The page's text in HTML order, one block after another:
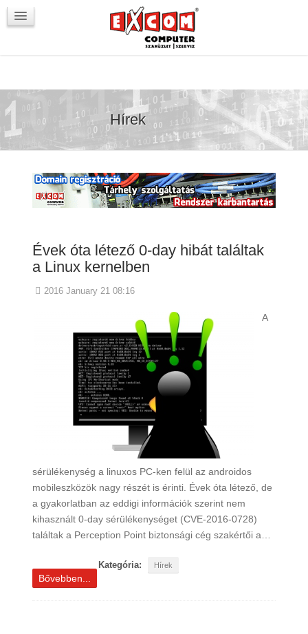
VörösmartyKOCKA
Hírek
Évek óta létező 0-day hibát találtak
a Linux kernelben
2016 January 21 08:16
A
sérülékenység a linuxos PC-ken felül az androidos
mobileszközök nagy részét is érinti. Évek óta létező, de
a gyakorlatban az eddigi információk szerint nem
kihasznált 0-day sérülékenységet (CVE-2016-0728)
találtak a Perception Point biztonsági cég szakértői a…
Kategória: Hírek
Bővebben...